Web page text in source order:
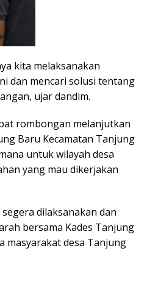
kita melaksanakan
dan mencari solusi tentang
ujar dandim.
rombongan melanjutkan
Baru Kecamatan Tanjung
untuk wilayah desa
yang mau dikerjakan
dilaksanakan dan
bersama Kades Tanjung
masyarakat desa Tanjung